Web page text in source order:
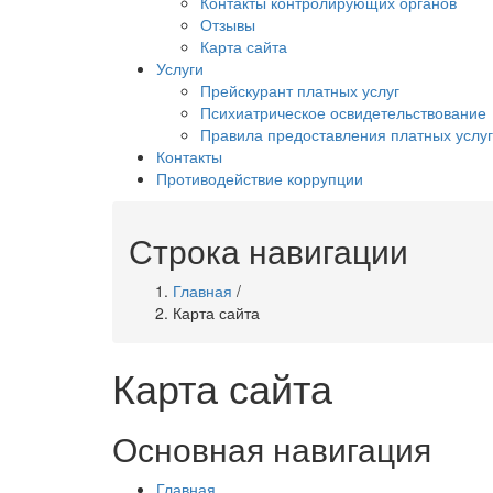
Отзывы
Карта сайта
Услуги
Прейскурант платных услуг
Психиатрическое освидетельствование
Правила предоставления платных услуг
Контакты
Противодействие коррупции
Строка навигации
Главная /
Карта сайта
Карта сайта
Основная навигация
Главная